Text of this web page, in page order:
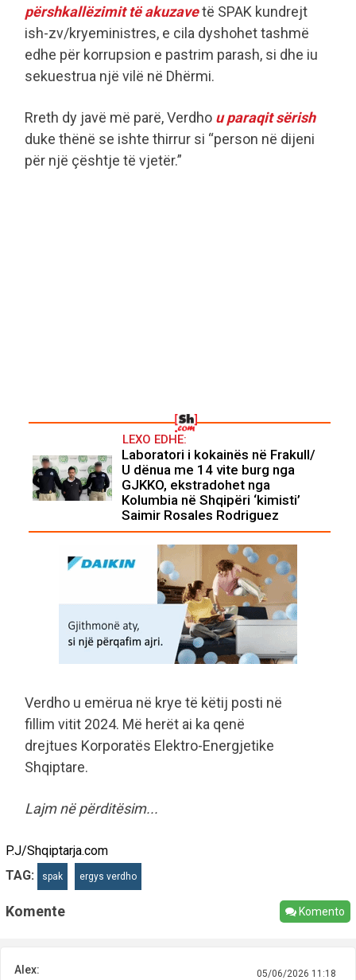
përshkallëzimit të akuzavetë SPAK kundrejt
ish-zv/kryeministres, e cila dyshohet tashmë
edhe për korrupsion e pastrim parash, si dhe iu
sekuestrua një vilë në Dhërmi.
Rreth dy javë më parë, Verdho u paraqit sërish
duke thënë se ishte thirrur si “person në dijeni
për një çështje të vjetër.”
LEXO EDHE:
Laboratori i kokainës në Frakull/
U dënua me 14 vite burg nga
GJKKO, ekstradohet nga
Kolumbia në Shqipëri ‘kimisti’
Saimir Rosales Rodriguez
Verdho u emërua në krye të këtij posti në
fillim vitit 2024. Më herët ai ka qenë
drejtues Korporatës Elektro-Energjetike
Shqiptare.
Lajm në përditësim...
P.J/Shqiptarja.com
TAG:
spak ergys verdho
Komente Komento
Alex: 05/06/2026 11:18